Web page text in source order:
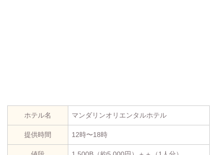
ホテル名 マンダリンオリエンタルホテル
提供時間 12時〜18時